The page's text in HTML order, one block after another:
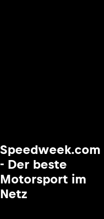
Speedweek.com
- Der beste
Motorsport im
Netz